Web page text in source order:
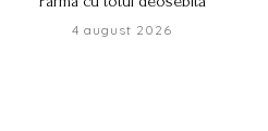
4 august 2026